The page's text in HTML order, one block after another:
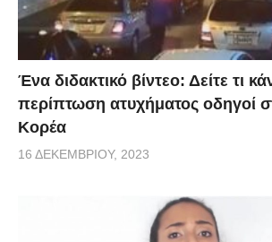
Ένα διδακτικό βίντεο: Δείτε τι
περίπτωση ατυχήματος οδηγοί
Κορέα
16 ΔΕΚΕΜΒΡΊΟΥ, 2023